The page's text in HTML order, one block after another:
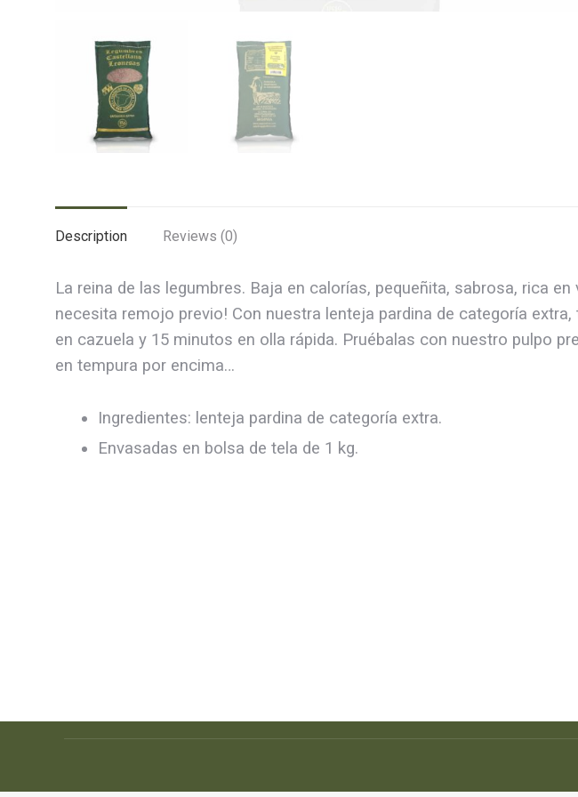
Description Reviews (0)
La reina de las legumbres. Baja en calorías, pequeñita, sabrosa, rica
necesita remojo previo! Con nuestra lenteja pardina de categoría
en cazuela y 15 minutos en olla rápida. Pruébalas con nuestro pulpo
en tempura por encima…
Ingredientes: lenteja pardina de categoría extra.
Envasadas en bolsa de tela de 1 kg.
opens